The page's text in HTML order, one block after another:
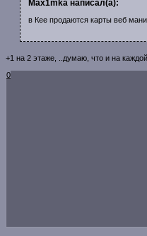
Max1mka написал(а):
в Кее продаются карты веб мани
+1 на 2 этаже, ..думаю, что и на
0